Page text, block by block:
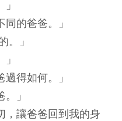
的爸爸。」
。」
得如何。」
」
，讓爸爸回到我的身